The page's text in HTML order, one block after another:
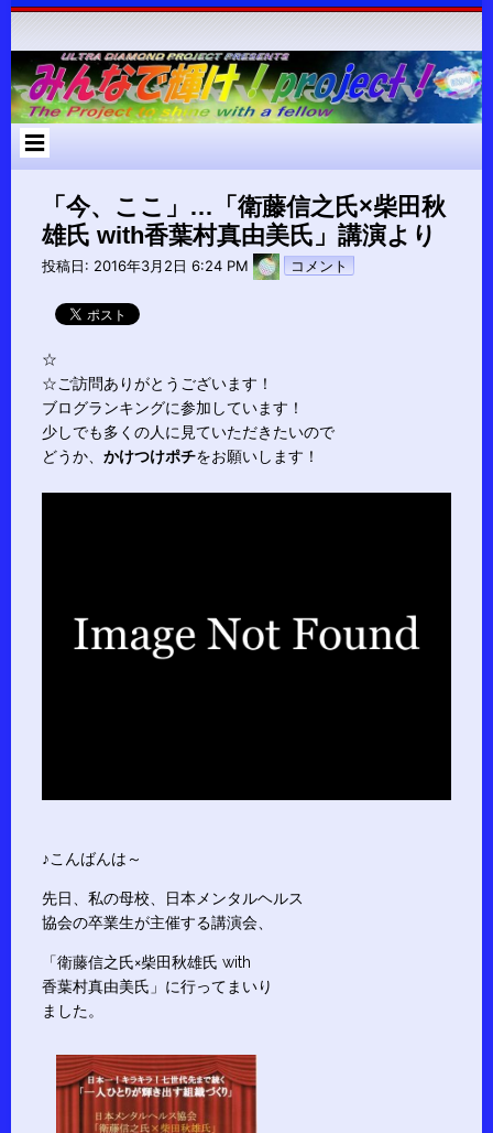
コ
ン
ツ
へ
ス
「今、ここ」…「衛藤信之氏×柴田秋
雄氏 with香葉村真由美氏」講演より
投稿日: 2016年3月2日 6:24 PM pokari7
コメント
☆
☆ご訪問ありがとうございます！
ブログランキングに参加しています！
少しでも多くの人に見ていただきたいので
どうか、 かけつけポチをお願いします！
♪こんばんは～
先日、私の母校、日本メンタルヘルス
協会の卒業生が主催する講演会、
「衛藤信之氏×柴田秋雄氏 with
香葉村真由美氏」に行ってまいり
ました。